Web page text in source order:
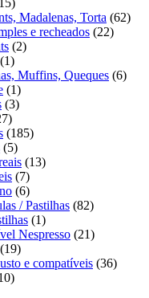
15
produtos
Madalenas, Torta 6262
e recheados 2222
22
11
produto
Muffins, Queques 66
11
produto
33
27
produtos
185185
55
produtos
1313
77
produtos
66
produtos
/ Pastilhas 8282
11
produto
Nespresso 2121
1919
produtos
e compatíveis 3636
10